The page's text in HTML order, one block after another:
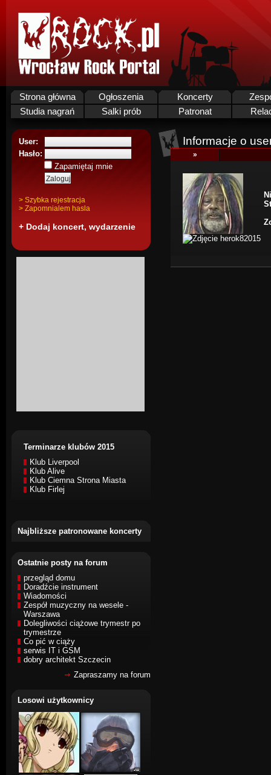
Strona główna Ogłoszenia Koncerty
Studia nagrań
Salki prób Patronat
User:
Hasło:
Zapamiętaj mnie
> Szybka rejestracja
> Zapomnialem hasla
+ Dodaj koncert, wydarzenie
Terminarze klubów 2015
Klub Liverpool
Klub Alive
Klub Ciemna Strona Miasta
Klub Firlej
Najbliższe patronowane koncerty
Ostatnie posty na forum
przegląd domu
Doradźcie instrument
Wiadomości
Zespół muzyczny na wesele -
Warszawa
Dolegliwości ciążowe trymestr po
trymestrze
Co pić w ciąży
serwis IT i GSM
dobry architekt Szczecin
Zapraszamy na forum
Losowi użytkownicy
Informacje o
»